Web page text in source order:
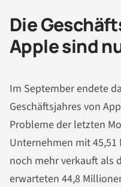
Die
Apple sind
Im September endete
Geschäftsjahres von
Probleme der letzten
Unternehmen mit
noch mehr verkauft als
erwarteten 44,8